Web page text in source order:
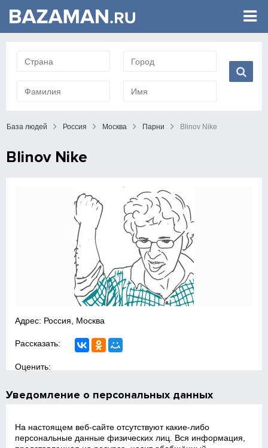
База людей Россия Москва Парни Blinov Nike
Blinov Nike
Адрес: Россия, Москва
Рассказать:
Оценить:
Уведомление о персональных данных
На настоящем веб‑сайте отсутствуют какие‑либо
персональные данные физических лиц. Вся информация,